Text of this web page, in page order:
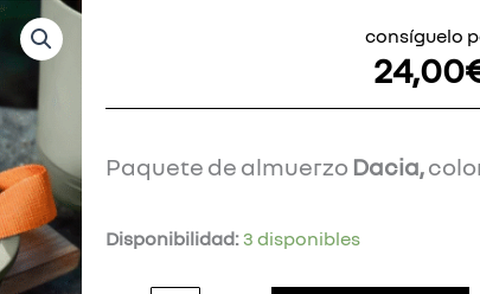
consíguelo
24,00
Paquete de almuerzo Dacia,
Disponibilidad: 3 disponibles
Paquete